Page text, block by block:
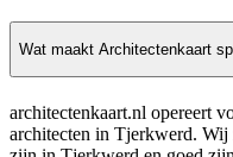
Wat maakt Architectenkaart
architectenkaart.nl opereert
architecten in Tjerkwerd. Wij